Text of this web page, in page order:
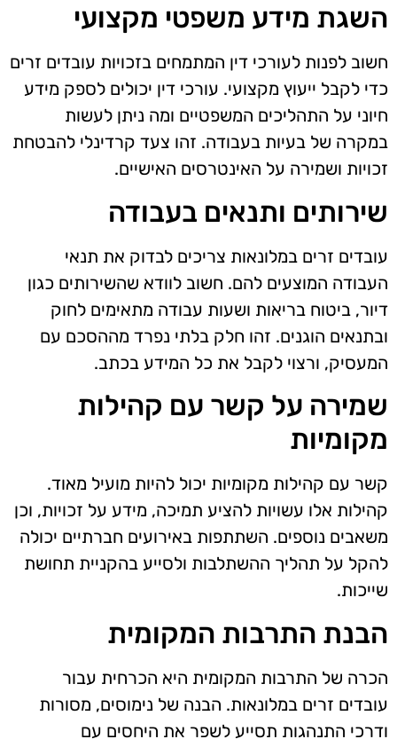
השגת מידע משפטי מקצועי
חשוב לפנות לעורכי דין המתמחים בזכויות עובדים זרים
כדי לקבל ייעוץ מקצועי. עורכי דין יכולים לספק מידע
חיוני על התהליכים המשפטיים ומה ניתן לעשות
במקרה של בעיות בעבודה. זהו צעד קרדינלי להבטחת
זכויות ושמירה על האינטרסים האישיים.
שירותים ותנאים בעבודה
עובדים זרים במלונאות צריכים לבדוק את תנאי
העבודה המוצעים להם. חשוב לוודא שהשירותים כגון
דיור, ביטוח בריאות ושעות עבודה מתאימים לחוק
ובתנאים הוגנים. זהו חלק בלתי נפרד מההסכם עם
המעסיק, ורצוי לקבל את כל המידע בכתב.
שמירה על קשר עם קהילות
מקומיות
קשר עם קהילות מקומיות יכול להיות מועיל מאוד.
קהילות אלו עשויות להציע תמיכה, מידע על זכויות, וכן
משאבים נוספים. השתתפות באירועים חברתיים יכולה
להקל על תהליך ההשתלבות ולסייע בהקניית תחושת
שייכות.
הבנת התרבות המקומית
הכרה של התרבות המקומית היא הכרחית עבור
עובדים זרים במלונאות. הבנה של נימוסים, מסורות
ודרכי התנהגות תסייע לשפר את היחסים עם